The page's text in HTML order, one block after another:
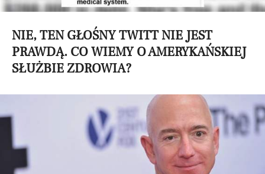
NIE, TEN GŁOŚNY TWITT NIE JEST
PRAWDĄ. CO WIEMY O AMERYKAŃSKIEJ
SŁUŻBIE ZDROWIA?